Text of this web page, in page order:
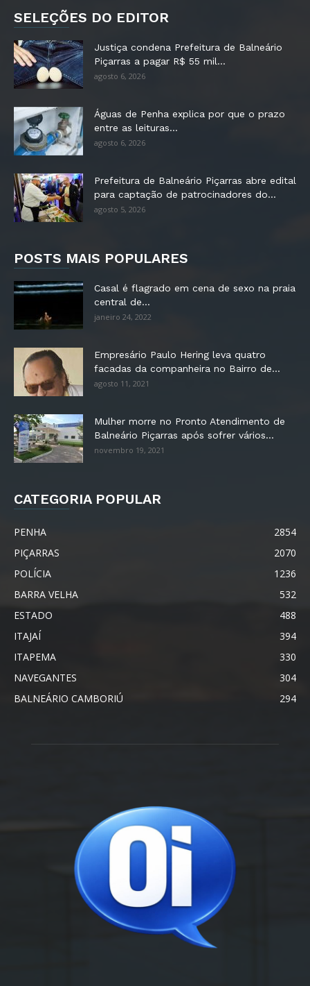
SELEÇÕES DO EDITOR
Justiça condena Prefeitura de Balneário
Piçarras a pagar R$ 55 mil...
agosto 6, 2026
Águas de Penha explica por que o prazo
entre as leituras...
agosto 6, 2026
Prefeitura de Balneário Piçarras abre edital
para captação de patrocinadores do...
agosto 5, 2026
POSTS MAIS POPULARES
Casal é flagrado em cena de sexo na praia
central de...
janeiro 24, 2022
Empresário Paulo Hering leva quatro
facadas da companheira no Bairro de...
agosto 11, 2021
Mulher morre no Pronto Atendimento de
Balneário Piçarras após sofrer vários...
novembro 19, 2021
CATEGORIA POPULAR
PENHA
2854
PIÇARRAS
2070
POLÍCIA
1236
BARRA VELHA
532
ESTADO
488
ITAJAÍ
394
ITAPEMA
330
NAVEGANTES
304
BALNEÁRIO CAMBORIÚ
294